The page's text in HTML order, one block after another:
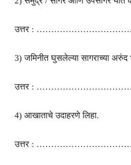
उत्तर :
3) जमिनीत घुसलेल्या सागराच्या अरुंद
उत्तर :
4) आखाताचे उदाहरणे लिहा.
उत्तर :